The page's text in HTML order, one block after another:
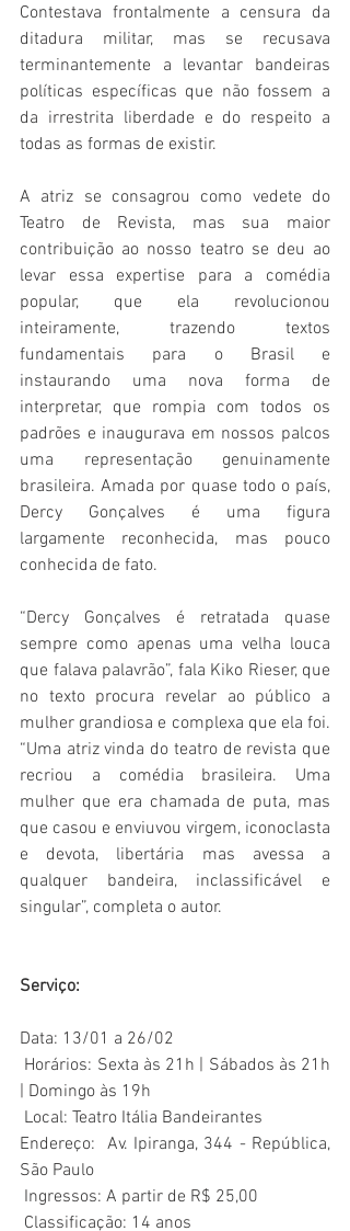
Contestava frontalmente a censura da
ditadura militar, mas se recusava
terminantemente a levantar bandeiras
políticas específicas que não fossem a
da irrestrita liberdade e do respeito a
todas as formas de existir.
A atriz se consagrou como vedete do
Teatro de Revista, mas sua maior
contribuição ao nosso teatro se deu ao
levar essa expertise para a comédia
popular, que ela revolucionou
inteiramente, trazendo textos
fundamentais para o Brasil e
instaurando uma nova forma de
interpretar, que rompia com todos os
padrões e inaugurava em nossos palcos
uma representação genuinamente
brasileira. Amada por quase todo o país,
Dercy Gonçalves é uma figura
largamente reconhecida, mas pouco
conhecida de fato.
“Dercy Gonçalves é retratada quase
sempre como apenas uma velha louca
que falava palavrão”, fala Kiko Rieser, que
no texto procura revelar ao público a
mulher grandiosa e complexa que ela foi.
“Uma atriz vinda do teatro de revista que
recriou a comédia brasileira. Uma
mulher que era chamada de puta, mas
que casou e enviuvou virgem, iconoclasta
e devota, libertária mas avessa a
qualquer bandeira, inclassificável e
singular”, completa o autor.
Serviço:
Data: 13/01 a 26/02
| Domingo às 19h
Local: Teatro Itália Bandeirantes
Endereço:  Av. Ipiranga, 344 - República,
São Paulo
Ingressos: A partir de R$ 25,00
Classificação: 14 anos